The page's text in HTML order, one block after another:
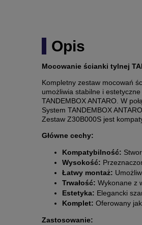
Opis
Mocowanie ścianki tylnej
Kompletny zestaw mocowań
umożliwia stabilne i
TANDEMBOX ANTARO. W
System TANDEMBOX
Zestaw Z30B000S jest
Główne cechy:
Kompatybilność:
Wysokość:
Łatwy montaż:
Trwałość: Wykonane z
Estetyka: Elegancki
Komplet: Oferowany
Zastosowanie: